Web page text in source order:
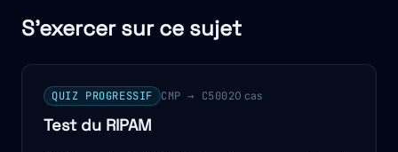
S'exercer sur ce sujet
QUIZ PROGRESSIF CMP → C50020 cas
Test du RIPAM